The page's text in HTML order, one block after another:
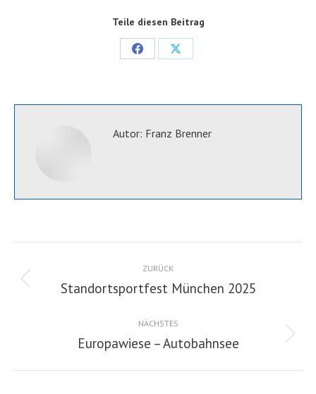
Teile diesen Beitrag
Share
Share
Autor: Franz Brenner
Kommentarnavigation
ZURÜCK
Vorheriger
Standortsportfest München 2025
NÄCHSTES
Nächster
Europawiese – Autobahnsee